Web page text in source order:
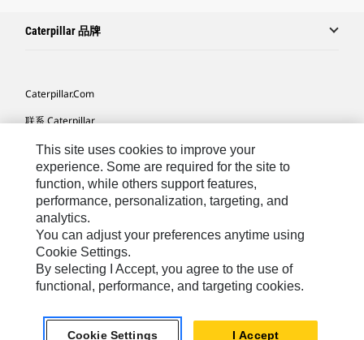
Caterpillar 品牌
Caterpillar.com
联系 Caterpillar
我的营销首选项
站点地图
Cookie Settings
法律
隐私
Africa, Middle East ‧ Chinese© 2026 Caterpillar. 保留所有权利
This site uses cookies to improve your
experience. Some are required for the site to
function, while others support features,
performance, personalization, targeting, and
analytics.
You can adjust your preferences anytime using
Cookie Settings.
By selecting I Accept, you agree to the use of
functional, performance, and targeting cookies.
Cookie Settings I Accept